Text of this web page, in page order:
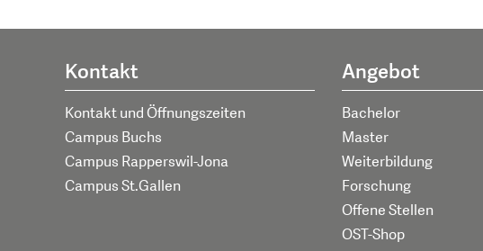
Kontakt
Kontakt und Öffnungszeiten
Campus Buchs
Campus Rapperswil-Jona
Campus St.Gallen
Angebot
Bachelor
Master
Weiterbildung
Forschung
Offene Stellen
OST-Shop